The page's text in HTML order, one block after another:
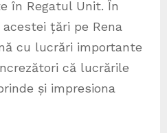
în Regatul Unit. În
țări pe Rena
cu lucrări importante
că lucrările
și impresiona